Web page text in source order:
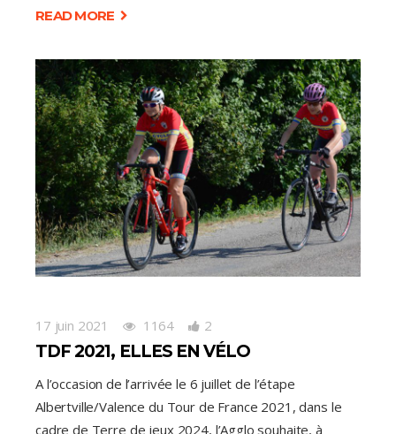
READ MORE
17 juin 2021 1164 2
TDF 2021, ELLES EN VÉLO
A l’occasion de l’arrivée le 6 juillet de l’étape
Albertville/Valence du Tour de France 2021, dans le
cadre de Terre de jeux 2024, l’Agglo souhaite, à